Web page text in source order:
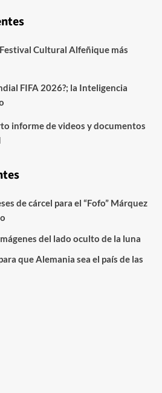
Cultural Alfeñique más
FIFA 2026?; la Inteligencia
informe de videos y documentos
de cárcel para el “Fofo” Márquez
del lado oculto de la luna
que Alemania sea el país de las